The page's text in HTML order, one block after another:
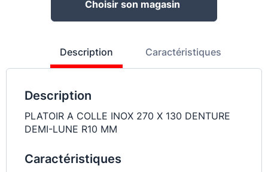
Choisir son magasin
Description Caractéristiques
Description
PLATOIR A COLLE INOX 270 X 130 DENTURE
DEMI-LUNE R10 MM
Caractéristiques